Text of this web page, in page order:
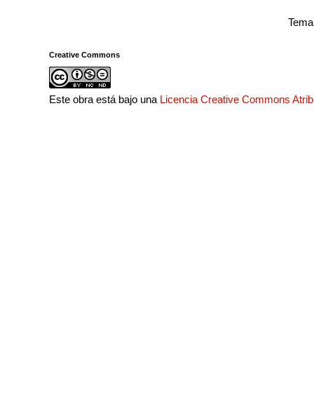
Creative Commons
Este obra está bajo una Licencia Creative Commons